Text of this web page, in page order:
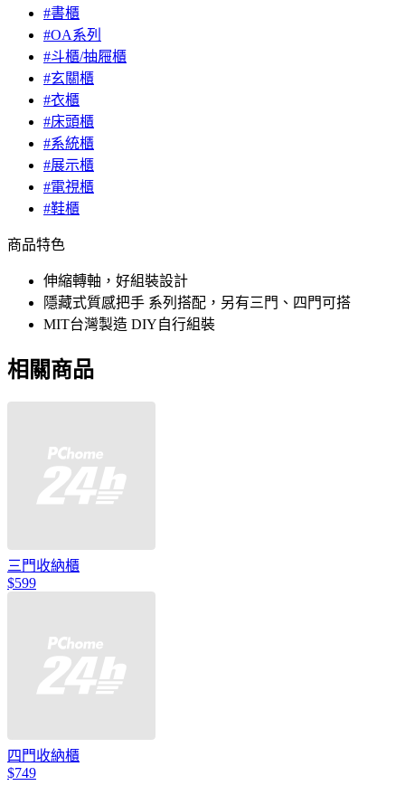
#書櫃
#OA系列
#斗櫃/抽屜櫃
#玄關櫃
#衣櫃
#床頭櫃
#系統櫃
#展示櫃
#電視櫃
#鞋櫃
商品特色
伸縮轉軸，好組裝設計
隱藏式質感把手 系列搭配，另有三門、四門可搭
MIT台灣製造 DIY自行組裝
相關商品
三門收納櫃
$599
四門收納櫃
$749